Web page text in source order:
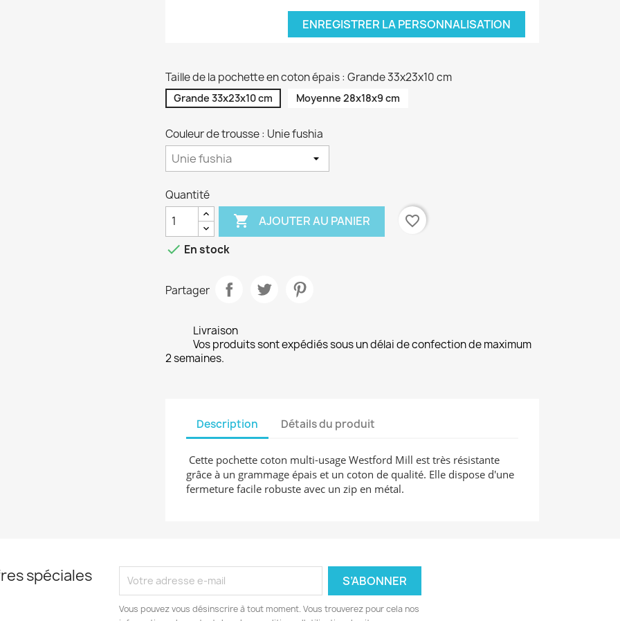
ENREGISTRER LA PERSONNALISATION
Taille de la pochette en coton épais : Grande 33x23x10 cm
Grande 33x23x10 cm Moyenne 28x18x9 cm
Couleur de trousse : Unie fushia
Quantité
 AJOUTER AU PANIER
favorite_border
 En stock
Partager
Livraison
Vos produits sont expédiés sous un délai de confection de maximum
2 semaines.
Description Détails du produit
Cette pochette coton multi-usage Westford Mill est très résistante
grâce à un grammage épais et un coton de qualité. Elle dispose d'une
fermeture facile robuste avec un zip en métal.
spéciales
Vous pouvez vous désinscrire à tout moment. Vous trouverez pour cela nos